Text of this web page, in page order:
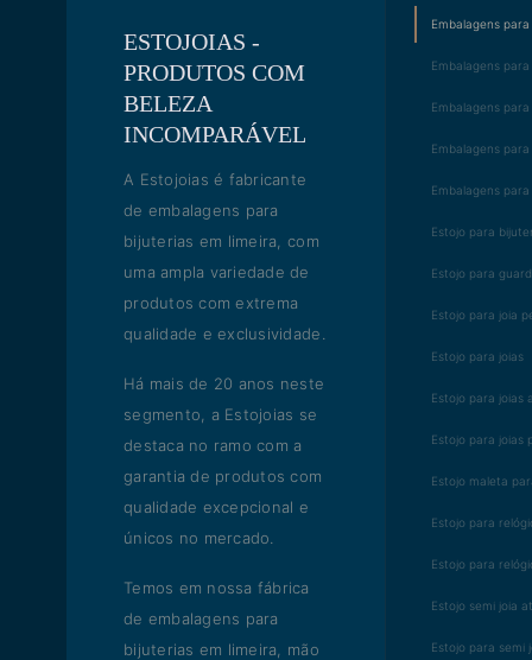
ESTOJOIAS -
PRODUTOS COM
BELEZA
INCOMPARÁVEL
A Estojoias é fabricante
de embalagens para
bijuterias em limeira, com
uma ampla variedade de
produtos com extrema
qualidade e exclusividade.
Há mais de 20 anos neste
segmento, a Estojoias se
destaca no ramo com a
garantia de produtos com
qualidade excepcional e
únicos no mercado.
Temos em nossa fábrica
de embalagens para
bijuterias em limeira, mão
Embalagens
Embalagens
Embalagens
Embalagens
Embalagens
Estojo para
Estojo para
Estojo para joia
Estojo para joias
Estojo para joias
Estojo para joias
Estojo maleta
Estojo para
Estojo para
Estojo semi joia
Estojo para semi